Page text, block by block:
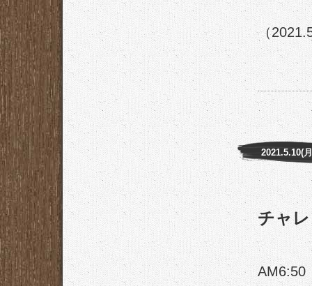
（
2021.5.10(
チャ
AM6:50